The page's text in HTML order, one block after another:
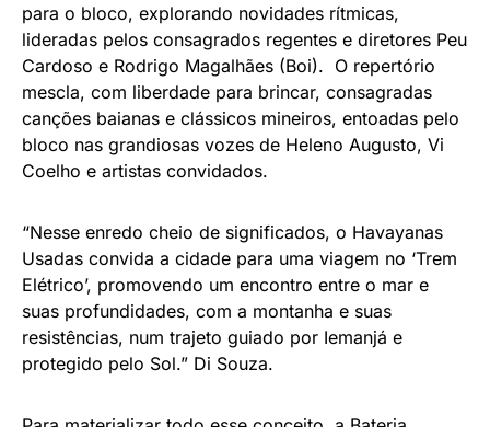
para o bloco, explorando novidades rítmicas,
lideradas pelos consagrados regentes e diretores Peu
Cardoso e Rodrigo Magalhães (Boi). O repertório
mescla, com liberdade para brincar, consagradas
canções baianas e clássicos mineiros, entoadas pelo
bloco nas grandiosas vozes de Heleno Augusto, Vi
Coelho e artistas convidados.
“Nesse enredo cheio de significados, o Havayanas
Usadas convida a cidade para uma viagem no ‘Trem
Elétrico’, promovendo um encontro entre o mar e
suas profundidades, com a montanha e suas
resistências, num trajeto guiado por Iemanjá e
protegido pelo Sol.” Di Souza.